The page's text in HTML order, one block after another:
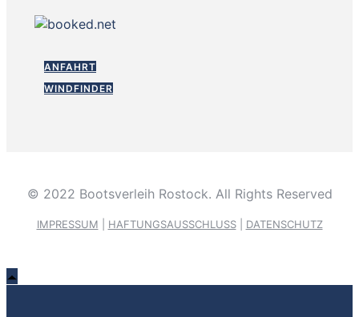
ANFAHRT
WINDFINDER
© 2022 Bootsverleih Rostock. All Rights Reserved
IMPRESSUM HAFTUNGSAUSSCHLUSS| DATENSCHUTZ